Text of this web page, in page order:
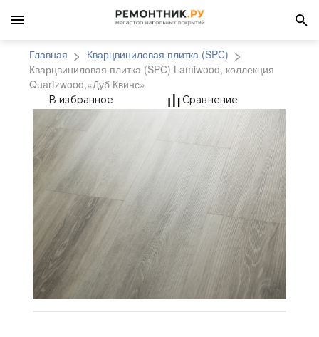
Главная
Кварцвиниловая плитка (SPC)
Кварцвиниловая плитка (SPC) Lamiwood, коллекция
Quartzwood,«Дуб Квинс»
Кварцвиниловая
В избранное Сравнение